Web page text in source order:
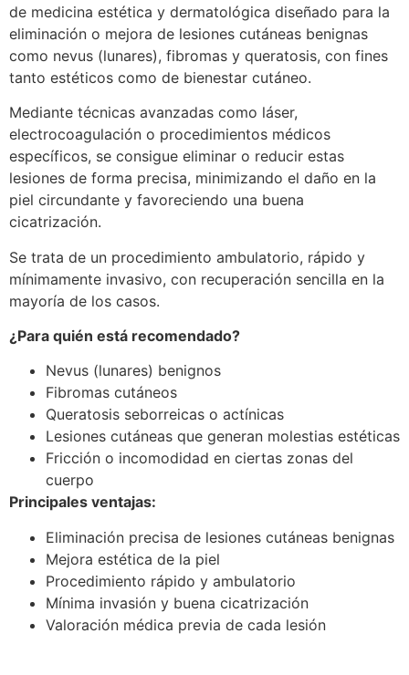
de medicina estética y dermatológica diseñado para la
eliminación o mejora de lesiones cutáneas benignas
como nevus (lunares), fibromas y queratosis, con fines
tanto estéticos como de bienestar cutáneo.
Mediante técnicas avanzadas como láser,
electrocoagulación o procedimientos médicos
específicos, se consigue eliminar o reducir estas
lesiones de forma precisa, minimizando el daño en la
piel circundante y favoreciendo una buena
cicatrización.
Se trata de un procedimiento ambulatorio, rápido y
mínimamente invasivo, con recuperación sencilla en la
mayoría de los casos.
¿Para quién está recomendado?
Nevus (lunares) benignos
Fibromas cutáneos
Queratosis seborreicas o actínicas
Lesiones cutáneas que generan molestias estéticas
Fricción o incomodidad en ciertas zonas del
cuerpo
Principales ventajas:
Eliminación precisa de lesiones cutáneas benignas
Mejora estética de la piel
Procedimiento rápido y ambulatorio
Mínima invasión y buena cicatrización
Valoración médica previa de cada lesión